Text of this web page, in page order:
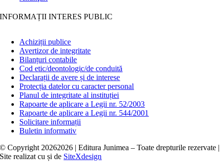
INFORMAȚII INTERES PUBLIC
Achiziții publice
Avertizor de integritate
Bilanțuri contabile
Cod etic/deontologic/de conduită
Declarații de avere și de interese
Protecția datelor cu caracter personal
Planul de integritate al instituției
Rapoarte de aplicare a Legii nr. 52/2003
Rapoarte de aplicare a Legii nr. 544/2001
Solicitare informații
Buletin informativ
© Copyright 20262026 | Editura Junimea – Toate drepturile rezervate |
Site realizat cușide SiteXdesign